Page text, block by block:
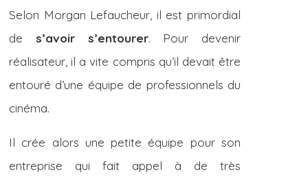
Selon Morgan Lefaucheur, il est primordial
de s’avoir s’entourer. Pour devenir
réalisateur, il a vite compris qu’il devait être
entouré d’une équipe de professionnels du
cinéma.
Il crée alors une petite équipe pour son
entreprise qui fait appel à de très